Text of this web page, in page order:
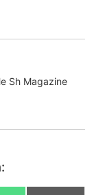
Sh Magazine